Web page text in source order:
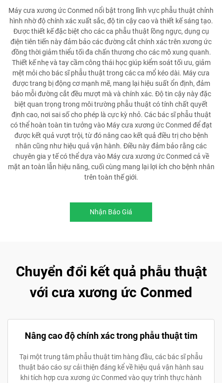
Máy cưa xương ức Conmed nổi bật trong lĩnh vực phẫu thuật chỉnh
hình nhờ độ chính xác xuất sắc, độ tin cậy cao và thiết kế sáng tạo.
Được thiết kế đặc biệt cho các ca phẫu thuật lồng ngực, dụng cụ
điện tiên tiến này đảm bảo các đường cắt chính xác trên xương ức
đồng thời giảm thiểu tối đa chấn thương cho các mô xung quanh.
Thiết kế nhẹ và tay cầm công thái học giúp kiểm soát tối ưu, giảm
mệt mỏi cho bác sĩ phẫu thuật trong các ca mổ kéo dài. Máy cưa
được trang bị động cơ mạnh mẽ, mang lại hiệu suất ổn định, đảm
bảo mỗi đường cắt đều mượt mà và chính xác. Độ tin cậy này đặc
biệt quan trọng trong môi trường phẫu thuật có tính chất quyết
định cao, nơi sai số cho phép là cực kỳ nhỏ. Các bác sĩ phẫu thuật
có thể hoàn toàn tin tưởng vào Máy cưa xương ức Conmed để đạt
được kết quả vượt trội, từ đó nâng cao kết quả điều trị cho bệnh
nhân cũng như hiệu quả vận hành. Điều này đảm bảo rằng các
chuyên gia y tế có thể dựa vào Máy cưa xương ức Conmed cả về
mặt an toàn lẫn hiệu năng, cuối cùng mang lại lợi ích cho bệnh nhân
trên toàn thế giới.
Nhận Báo Giá
Chuyển đổi kết quả phẫu thuật
với cưa xương ức Conmed
Nâng cao độ chính xác trong phẫu thuật tim
Tại một trung tâm phẫu thuật tim hàng đầu, các bác sĩ phẫu
thuật báo cáo sự cải thiện đáng kể về hiệu quả vận hành sau
khi tích hợp cưa xương ức Conmed vào quy trình thực hành